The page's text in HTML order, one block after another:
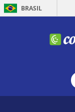
BRASIL